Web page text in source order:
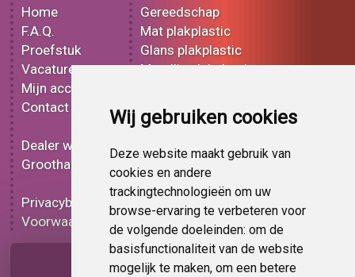
Wij gebruiken cookies
Deze website maakt gebruik van
cookies en andere
trackingtechnologieën om uw
browse-ervaring te verbeteren voor
de volgende doeleinden: om de
basisfunctionaliteit van de website
mogelijk te maken, om een betere
Home
F.A.Q.
Proefstuk
Vacatures
Mijn account
Contact
Dealer worden
Groothandel
Privacybeleid
Voorwaarden
Gereedschap
Mat plakplastic
Glans plakplastic
Metallic plakplastic
Effect plakplastic
Bedrukt plakplastic
Carbon plakplastic
Lampen folie
Functionele folie
Plakplastic korting
Op bestelling
Pagina delen